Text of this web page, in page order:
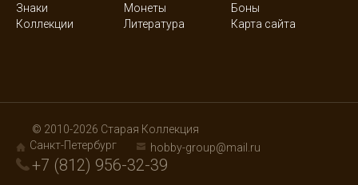
Знаки
Монеты
Боны
Коллекции
Литература Карта сайта
© 2010-2026 Старая Коллекция
Санкт-Петербург
hobby-group@mail.ru
+7 (812) 956-32-39